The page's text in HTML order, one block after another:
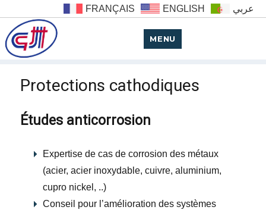
FRANÇAIS ENGLISH عربي
MENU
Protections cathodiques
Études anticorrosion
Expertise de cas de corrosion des métaux
(acier, acier inoxydable, cuivre, aluminium,
cupro nickel, ..)
Conseil pour l’amélioration des systèmes